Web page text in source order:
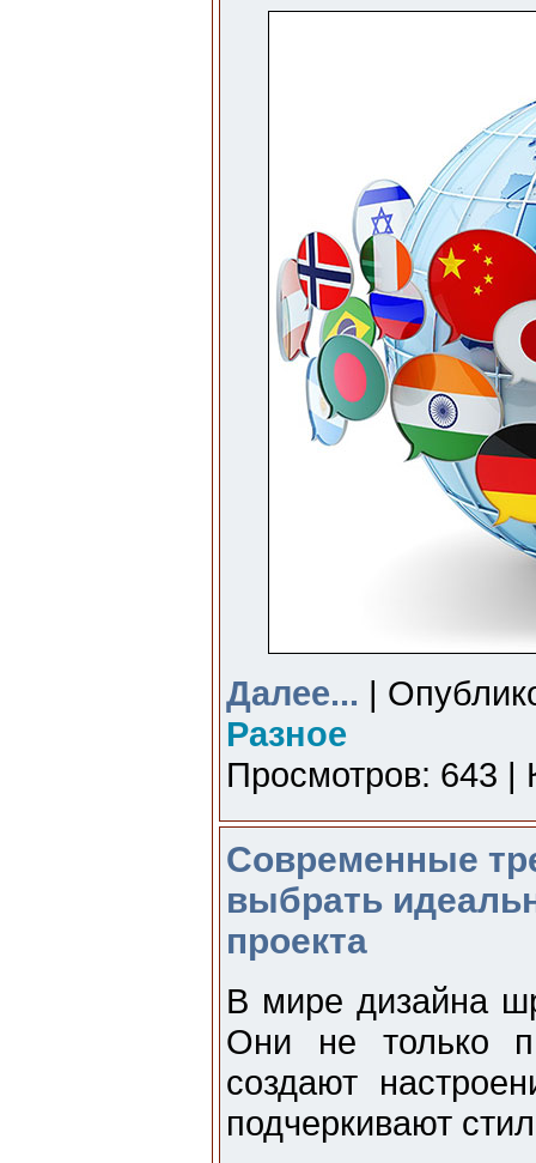
Далее... |
Разное
Просмотров: 643 |
Современные
выбрать
проекта
В мире дизайна
Они не только
создают
подчеркивают